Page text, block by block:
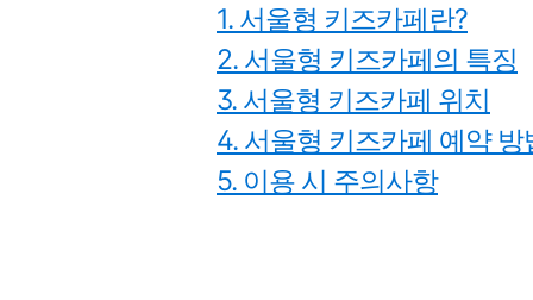
1. 서울형 키즈카페란?
2. 서울형 키즈카페의 특징
3. 서울형 키즈카페 위치
4. 서울형 키즈카페 예약 방
5. 이용 시 주의사항